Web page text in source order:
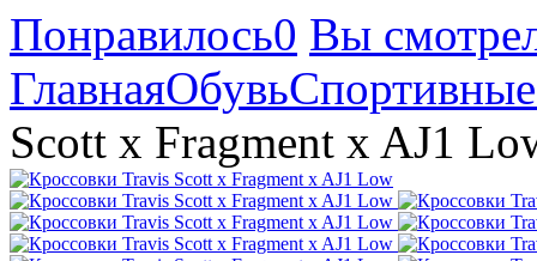
Понравилось0 Вы
ГлавнаяОбувь
Scott x Fragment x AJ1